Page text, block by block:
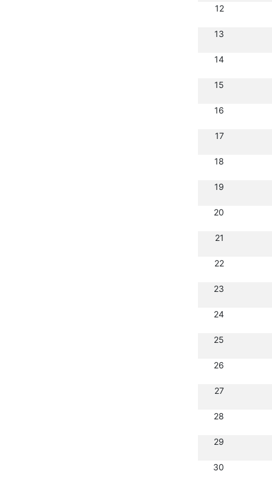
12
13
14
15
16
17
18
19
20
21
22
23
24
25
26
27
28
29
30